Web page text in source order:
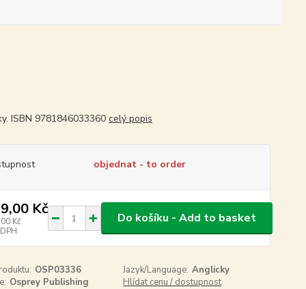
ISBN 9781846033360 celý popis
objednat - to order
Kč
Kč
Do košíku - Add to basket
OSP03336 Jazyk/Language: Anglicky
Osprey Publishing Hlídat cenu / dostupnost